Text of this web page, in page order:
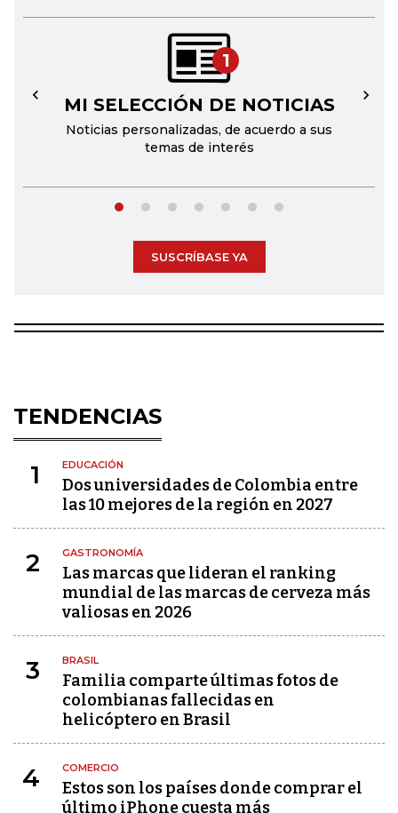
1
MI SELECCIÓN DE NOTICIAS
Noticias personalizadas, de acuerdo a sus
temas de interés
← →
SUSCRÍBASE YA
TENDENCIAS
1 EDUCACIÓN
Dos universidades de Colombia entre
las 10 mejores de la región en 2027
2 GASTRONOMÍA
Las marcas que lideran el ranking
mundial de las marcas de cerveza más
valiosas en 2026
3 BRASIL
Familia comparte últimas fotos de
colombianas fallecidas en
helicóptero en Brasil
4 COMERCIO
Estos son los países donde comprar el
último iPhone cuesta más